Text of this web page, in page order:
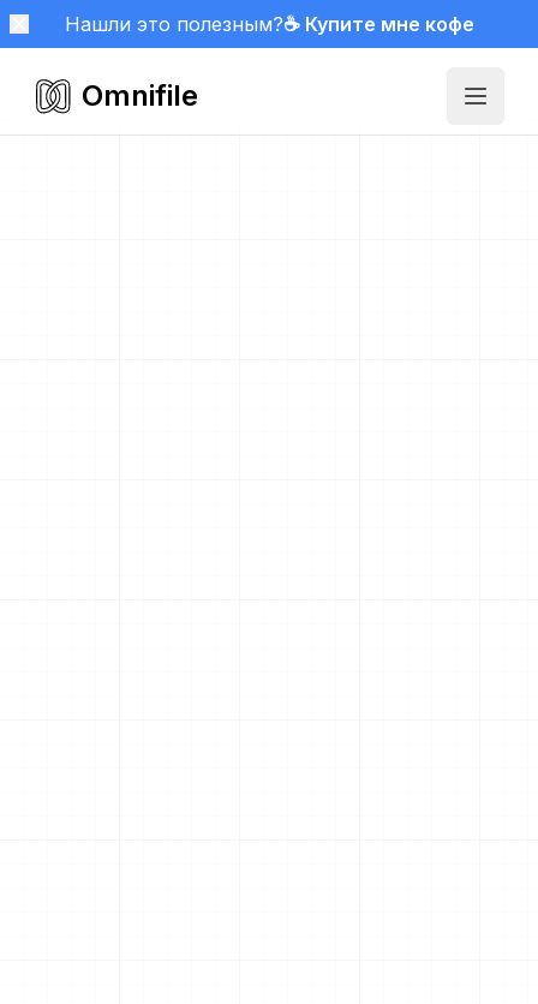
Нашли это полезным?☕ Купите мне кофе
Omnifile